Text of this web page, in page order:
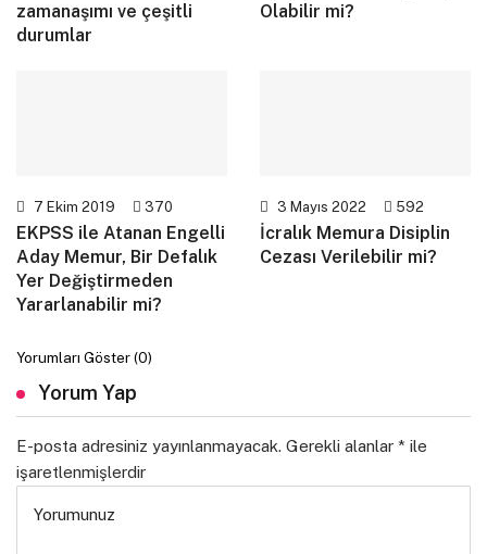
zamanaşımı ve çeşitli
durumlar
Olabilir mi?
7 Ekim 2019 370
EKPSS ile Atanan Engelli
Aday Memur, Bir Defalık
Yer Değiştirmeden
Yararlanabilir mi?
3 Mayıs 2022 592
İcralık Memura Disiplin
Cezası Verilebilir mi?
Yorumları Göster (0)
Yorum Yap
E-posta adresiniz yayınlanmayacak. Gerekli alanlar * ile
işaretlenmişlerdir
Yorumunuz